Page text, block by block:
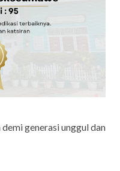
generasi unggul dan